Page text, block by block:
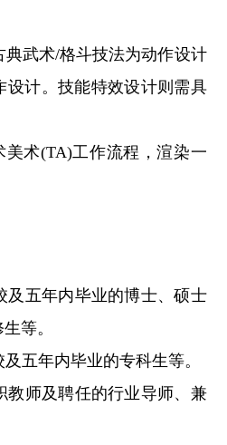
武术/格斗技法为动作设计
设计。技能特效设计则需具
术(TA)工作流程，渲染一
及五年内毕业的博士、硕士
等。
五年内毕业的专科生等。
教师及聘任的行业导师、兼